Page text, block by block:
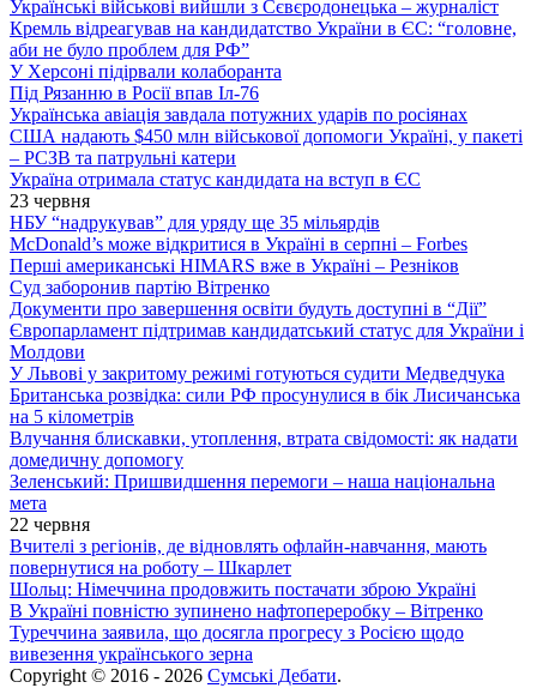
Українські військові вийшли з Сєвєродонецька – журналіст
Кремль відреагував на кандидатство України в ЄС: “головне,
аби не було проблем для РФ”
У Херсоні підірвали колаборанта
Під Рязанню в Росії впав Іл-76
Українська авіація завдала потужних ударів по росіянах
США надають $450 млн військової допомоги Україні, у пакеті
– РСЗВ та патрульні катери
Україна отримала статус кандидата на вступ в ЄС
23 червня
НБУ “надрукував” для уряду ще 35 мільярдів
McDonald’s може відкритися в Україні в серпні – Forbes
Перші американські HIMARS вже в Україні – Резніков
Суд заборонив партію Вітренко
Документи про завершення освіти будуть доступні в “Дії”
Європарламент підтримав кандидатський статус для України і
Молдови
У Львові у закритому режимі готуються судити Медведчука
Британська розвідка: сили РФ просунулися в бік Лисичанська
на 5 кілометрів
Влучання блискавки, утоплення, втрата свідомості: як надати
домедичну допомогу
Зеленський: Пришвидшення перемоги – наша національна
мета
22 червня
Вчителі з регіонів, де відновлять офлайн-навчання, мають
повернутися на роботу – Шкарлет
Шольц: Німеччина продовжить постачати зброю Україні
В Україні повністю зупинено нафтопереробку – Вітренко
Туреччина заявила, що досягла прогресу з Росією щодо
вивезення українського зерна
Copyright © 2016 - 2026 Сумські Дебати.